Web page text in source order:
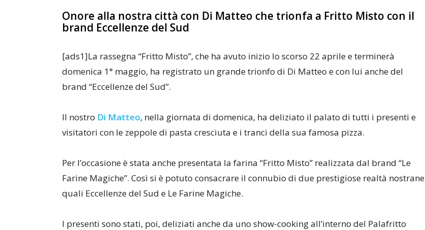
Onore alla nostra città con Di Matteo che trionfa a Fritto Misto con il
brand Eccellenze del Sud
[ads1]La rassegna “Fritto Misto”, che ha avuto inizio lo scorso 22 aprile e terminerà
domenica 1° maggio, ha registrato un grande trionfo di Di Matteo e con lui anche del
brand “Eccellenze del Sud”.
Il nostro Di Matteo, nella giornata di domenica, ha deliziato il palato di tutti i presenti e
visitatori con le zeppole di pasta cresciuta e i tranci della sua famosa pizza.
Per l’occasione è stata anche presentata la farina “Fritto Misto” realizzata dal brand “Le
Farine Magiche”. Così si è potuto consacrare il connubio di due prestigiose realtà nostrane
quali Eccellenze del Sud e Le Farine Magiche.
I presenti sono stati, poi, deliziati anche da uno show-cooking all’interno del Palafritto